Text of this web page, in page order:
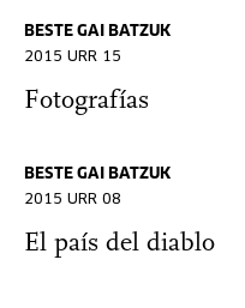
BESTE GAI BATZUK
2015 URR 15
Fotografías
BESTE GAI BATZUK
2015 URR 08
El país del diablo